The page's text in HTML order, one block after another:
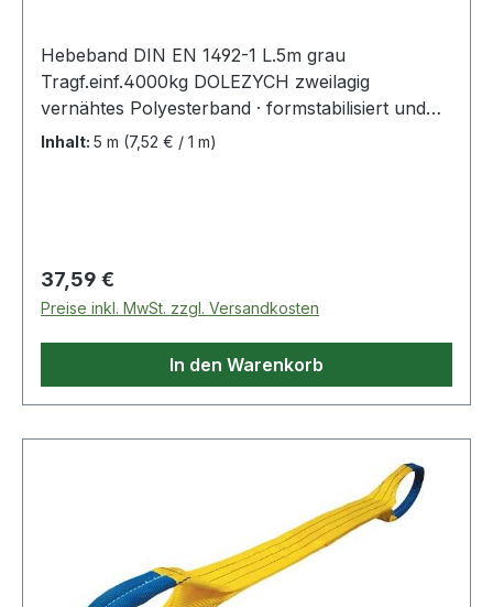
Hebeband DIN EN 1492-1 L.5m grau
Tragf.einf.4000kg DOLEZYCH zweilagig
vernähtes Polyesterband · formstabilisiert und
imprägniert · Sicherheitsfaktor 7:1 ·
Eigenschaften: · Schlaufenlänge: 425mm ·
Ausführung: zweilagig · prüfpflichtig: ja
Inhalt: 5 m (7,52 € / 1 m)
Regulärer Preis:
37,59 €
Preise inkl. MwSt. zzgl. Versandkosten
In den Warenkorb